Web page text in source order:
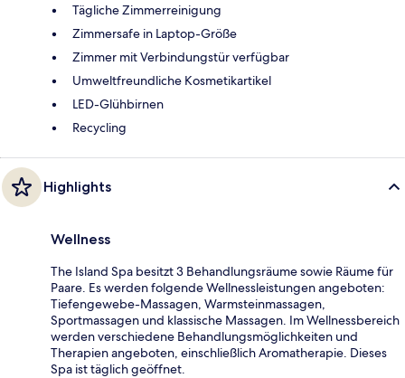
Tägliche Zimmerreinigung
Zimmersafe in Laptop-Größe
Zimmer mit Verbindungstür verfügbar
Umweltfreundliche Kosmetikartikel
LED-Glühbirnen
Recycling
Highlights
Wellness
The Island Spa besitzt 3 Behandlungsräume sowie Räume für
Paare. Es werden folgende Wellnessleistungen angeboten:
Tiefengewebe-Massagen, Warmsteinmassagen,
Sportmassagen und klassische Massagen. Im Wellnessbereich
werden verschiedene Behandlungsmöglichkeiten und
Therapien angeboten, einschließlich Aromatherapie. Dieses
Spa ist täglich geöffnet.